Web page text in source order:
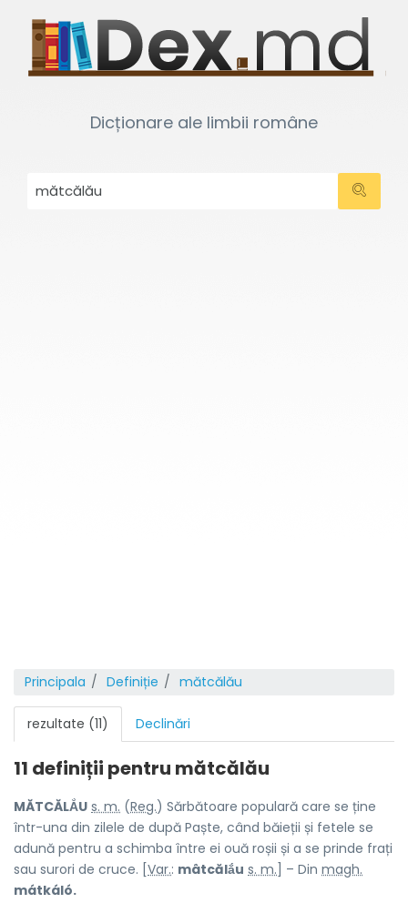
Dicționare ale limbii române
Principala Definiție mătcălău
rezultate (11) Declinări
11 definiții pentru mătcălău
MĂTCĂLẮU s. m. (Reg.) Sărbătoare populară care se ține
într-una din zilele de după Paște, când băieții și fetele se
adună pentru a schimba între ei ouă roșii și a se prinde frați
sau surori de cruce. [ Var.: mâtcălắu s. m. ] – Din magh.
mátkáló.